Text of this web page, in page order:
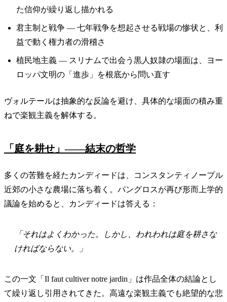
た信仰が繰り返し描かれる
君主制と戦争 — 七年戦争を想起させる戦場の惨状と、利
益で動く権力者の滑稽さ
植民地主義 — スリナムで出会う黒人奴隷の場面は、ヨー
ロッパ文明の「進歩」を根底から問い直す
ヴォルテールは抽象的な反論を避け、具体的な場面の積み重
ねで楽観主義を解体する。
「庭を耕せ」——結末の哲学
多くの苦難を経たカンディードは、コンスタンティノープル
近郊の小さな農場に落ち着く。パングロスが再び形而上学的
議論を始めると、カンディードは答える：
「それはよくわかった。しかし、われわれは庭を耕さな
ければならない。」
この一文「Il faut cultiver notre jardin」は作品全体の結論とし
て繰り返し引用されてきた。高遠な楽観主義でも絶望的な悲